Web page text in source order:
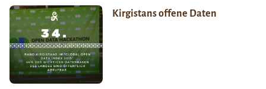
Kirgistans offene Daten